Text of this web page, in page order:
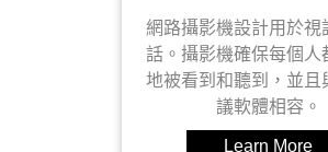
網路攝影機設計用於視
話。攝影機確保每個人
地被看到和聽到，並且
議軟體相容。